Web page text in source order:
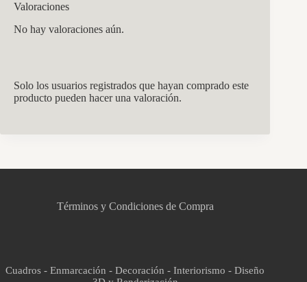
Valoraciones
No hay valoraciones aún.
Solo los usuarios registrados que hayan comprado este
producto pueden hacer una valoración.
Términos y Condiciones de Compra
Cuadros - Enmarcación - Decoración - Interiorismo - Diseño
Asistente virtual · En línea